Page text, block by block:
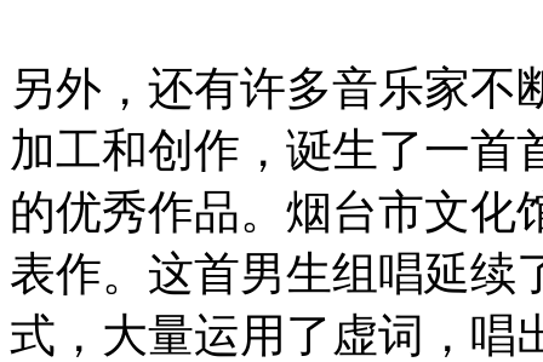
另外，还有许多音乐家不
加工和创作，诞生了一首
的优秀作品。烟台市文化
表作。这首男生组唱延续
式，大量运用了虚词，唱